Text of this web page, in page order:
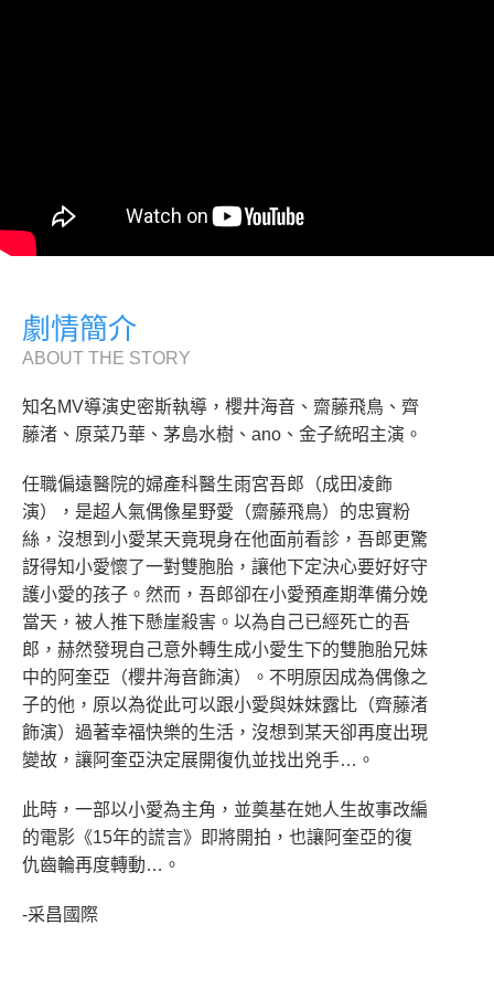
劇情簡介
ABOUT THE STORY
知名MV導演史密斯執導，櫻井海音、齋藤飛鳥、齊
藤渚、原菜乃華、茅島水樹、ano、金子統昭主演。
任職偏遠醫院的婦產科醫生雨宮吾郎（成田凌飾
演），是超人氣偶像星野愛（齋藤飛鳥）的忠實粉
絲，沒想到小愛某天竟現身在他面前看診，吾郎更驚
訝得知小愛懷了一對雙胞胎，讓他下定決心要好好守
護小愛的孩子。然而，吾郎卻在小愛預產期準備分娩
當天，被人推下懸崖殺害。以為自己已經死亡的吾
郎，赫然發現自己意外轉生成小愛生下的雙胞胎兄妹
中的阿奎亞（櫻井海音飾演）。不明原因成為偶像之
子的他，原以為從此可以跟小愛與妹妹露比（齊藤渚
飾演）過著幸福快樂的生活，沒想到某天卻再度出現
變故，讓阿奎亞決定展開復仇並找出兇手…。
此時，一部以小愛為主角，並奠基在她人生故事改編
的電影《15年的謊言》即將開拍，也讓阿奎亞的復
仇齒輪再度轉動…。
-采昌國際